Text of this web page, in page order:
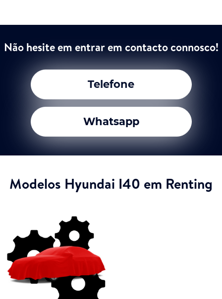
Não hesite em entrar em contacto connosco!
Telefone
Whatsapp
Modelos Hyundai I40 em Renting